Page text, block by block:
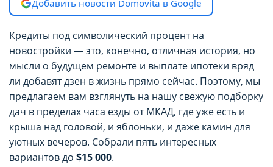
Добавить новости Domovita в Google
Кредиты под символический процент на
новостройки — это, конечно, отличная история, но
мысли о будущем ремонте и выплате ипотеки вряд
ли добавят дзен в жизнь прямо сейчас. Поэтому, мы
предлагаем вам взглянуть на нашу свежую подборку
дач в пределах часа езды от МКАД, где уже есть и
крыша над головой, и яблоньки, и даже камин для
уютных вечеров. Собрали пять интересных
вариантов до $15 000.
пользователе, которая может быть
учета посещаемых сайтов в сети Интернет.
Аналитические cookie-файлы
Данные cookie-файлы необходимы в
статистических целях, позволяют подсчитывать
количество и длительность посещений Сайта,
анализировать как посетители используют Сайт,
что помогает улучшать его
производительность и сделать более удобным
пользователе, которая может быть
учета посещаемых сайтов в сети Интернет.
Аналитические cookie-файлы
Данные cookie-файлы необходимы в
статистических целях, позволяют подсчитывать
количество и длительность посещений Сайта,
анализировать как посетители используют Сайт,
что помогает улучшать его
производительность и сделать более удобным